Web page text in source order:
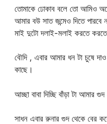
তোমাকে ঢোকাব বলে তো আমিও
আমার বউ সাত জন্মেও দিতে পারবে
মাই দুটো দলাই-মলাই করতে
বৌদি , এবার আমার ধন টা চুষে
কাছে।
আচ্ছা বাবা দিচ্ছি বাঁড়া টা আমার
সাধন এবার রুনার গুদ থেকে বের